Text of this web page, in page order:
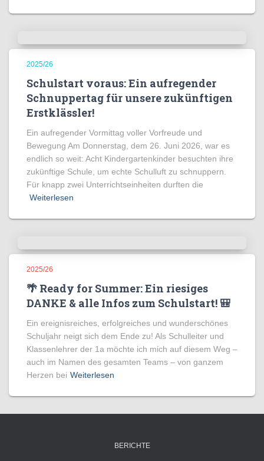
2025/26
Schulstart voraus: Ein aufregender
Schnuppertag für unsere zukünftigen
Erstklässler!
Ein aufregender Vormittag voller Vorfreude und
Bewegung Am Donnerstag, dem 26. Juni 2026, war es
endlich so weit: Acht Kindergartenkinder besuchten ihre
zukünftige Schule, um echte Schulluft zu schnuppern.
Für knapp zwei Unterrichtseinheiten durften die
Weiterlesen
2025/26
🌴 Ready for Summer: Ein riesiges
DANKE & alle Infos zum Schulstart! 🎒
Ein ereignisreiches, erfolgreiches und wunderschönes
Schuljahr neigt sich dem Ende zu! Als Schulleiter und
Klassenlehrer der 1a möchte ich mich auf diesem Weg –
auch im Namen des gesamten Teams – von ganzem
Herzen bei Weiterlesen
BERICHTE